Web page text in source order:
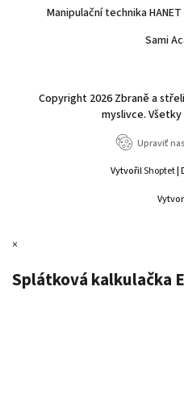
Manipulační technika HANET
Sami
Copyright 2026 Zbraně a
myslivce.
Upraviť
VytvořilShoptet|
×
Splátková kalkulačka